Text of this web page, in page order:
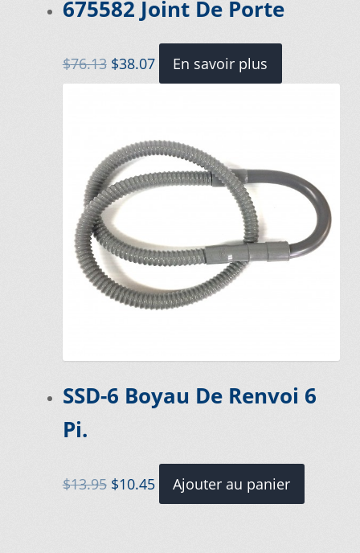
675582 Joint De Porte
$76.13 Le
prix
$76.13.
$38.07Le
$38.07.
En savoir plus
SSD-6 Boyau De Renvoi 6
Pi.
$13.95 Le
prix
$10.45Le
Ajouter au panier